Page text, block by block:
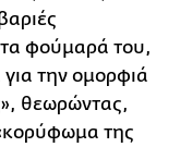
τα φούμαρά του,
την ομορφιά
θεωρώντας,
της